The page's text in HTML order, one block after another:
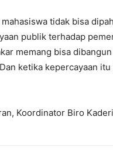
tidak bisa
publik terhadap
memang bisa
ketika kepercayaan
Koordinator Biro